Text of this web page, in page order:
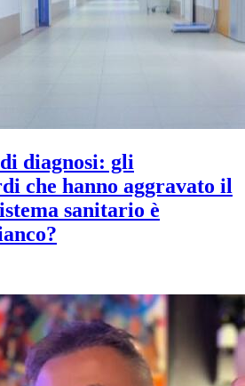
diagnosi: gli
che hanno aggravato il
sanitario è